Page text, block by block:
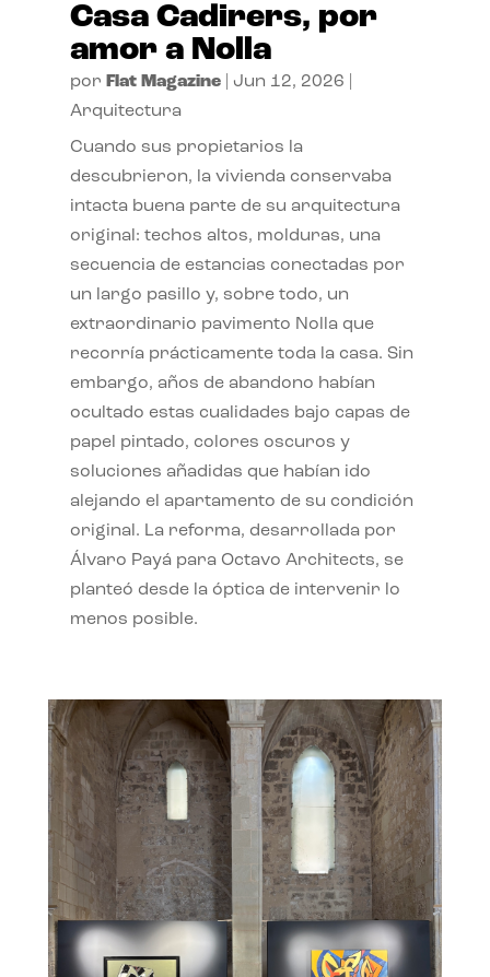
Casa Cadirers, por
amor a Nolla
por Flat Magazine| Jun 12, 2026
Arquitectura
Cuando sus propietarios la
descubrieron, la vivienda conservaba
intacta buena parte de su arquitectura
original: techos altos, molduras, una
secuencia de estancias conectadas por
un largo pasillo y, sobre todo, un
extraordinario pavimento Nolla que
recorría prácticamente toda la casa. Sin
embargo, años de abandono habían
ocultado estas cualidades bajo capas de
papel pintado, colores oscuros y
soluciones añadidas que habían ido
alejando el apartamento de su condición
original. La reforma, desarrollada por
Álvaro Payá para Octavo Architects, se
planteó desde la óptica de intervenir lo
menos posible.